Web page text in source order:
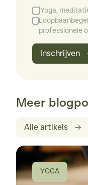
Yoga,
professionele
Inschrijven
Meer
Alle artikels
YOGA